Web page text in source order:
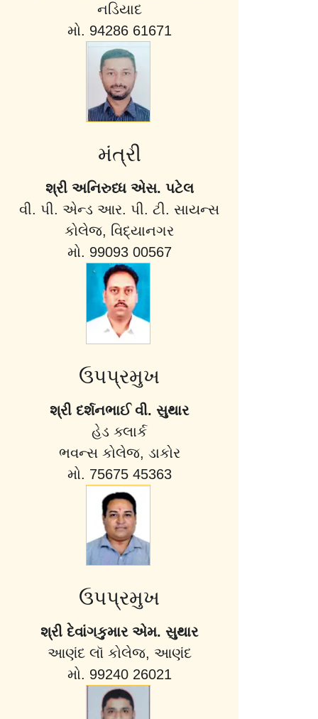
નડિયાદ
મો. 94286 61671
મંત્રી
શ્રી અનિરુધ્ધ એસ. પટેલ
વી. પી. એન્ડ આર. પી. ટી. સાયન્સ
કોલેજ, વિદ્યાનગર
મો. 99093 00567
ઉપપ્રમુખ
શ્રી દર્શનભાઈ વી. સુથાર
હેડ ક્લાર્ક
ભવન્સ કોલેજ, ડાકોર
મો. 75675 45363
ઉપપ્રમુખ
શ્રી દેવાંગકુમાર એમ. સુથાર
આણંદ લૉ કોલેજ, આણંદ
મો. 99240 26021